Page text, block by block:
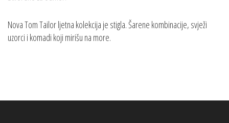
Nova Tom Tailor ljetna kolekcija je stigla. Šarene kombinacije, svježi
uzorci i komadi koji mirišu na more.